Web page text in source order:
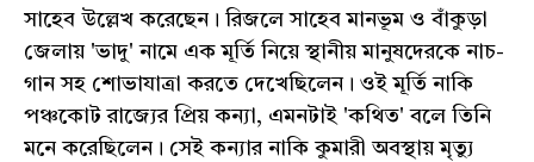
সাহেব উল্লেখ করেছেন। রিজলে সাহেব মানভূম ও বাঁকুড়া
জেলায় 'ভাদু' নামে এক মূর্তি নিয়ে স্থানীয় মানুষদেরকে নাচ-
গান সহ শোভাযাত্রা করতে দেখেছিলেন। ওই মূর্তি নাকি
পঞ্চকোট রাজ্যের প্রিয় কন্যা, এমনটাই 'কথিত' বলে তিনি
মনে করেছিলেন। সেই কন্যার নাকি কুমারী অবস্থায় মৃত্যু